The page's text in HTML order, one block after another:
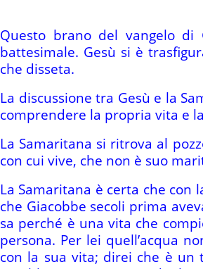
Questo brano del vangelo
battesimale. Gesù si è
che disseta.
La discussione tra Gesù e la
comprendere la propria vita e
La Samaritana si ritrova al
con cui vive, che non è suo
La Samaritana è certa che con
che Giacobbe secoli prima
sa perché è una vita che
persona. Per lei quell’acqua
con la sua vita; direi che è un